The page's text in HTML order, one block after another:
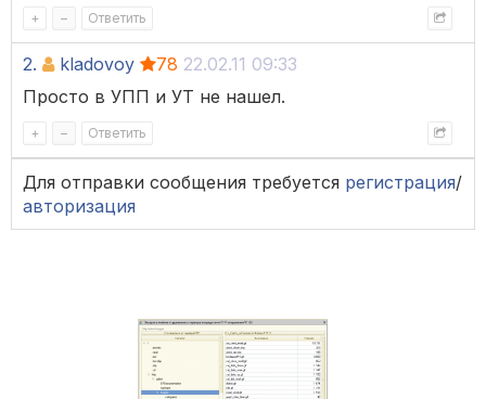
+ – Ответить
2. kladovoy 78 22.02.11 09:33
Просто в УПП и УТ не нашел.
+ – Ответить
Для отправки сообщения требуется регистрация/
авторизация